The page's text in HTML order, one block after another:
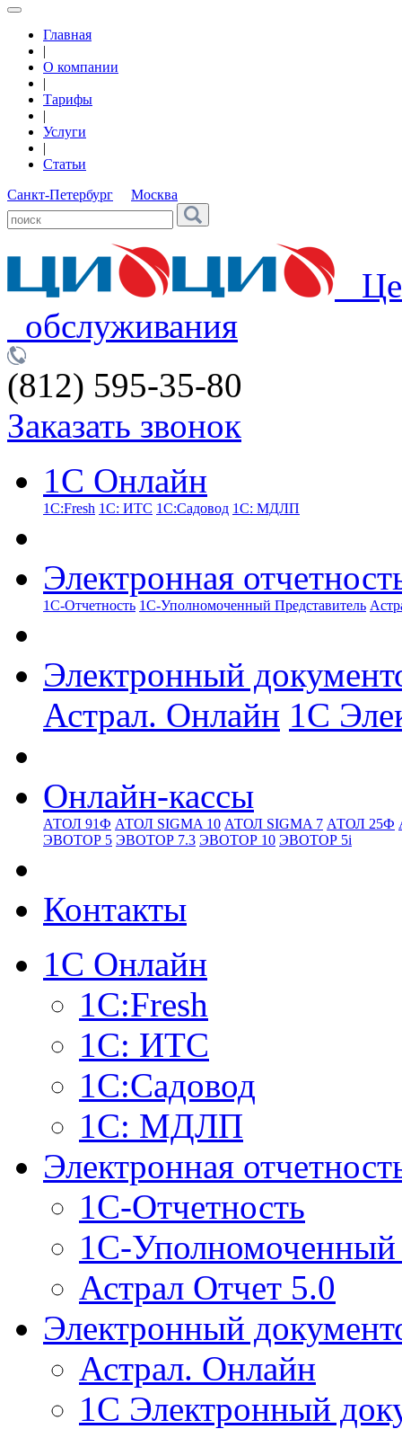
Главная
|
О компании
|
Тарифы
|
Услуги
|
Статьи
Санкт-Петербург
Москва
обслуживания
(812) 595-35-80
Заказать звонок
1С Онлайн
1С:Fresh 1С: ИТС 1С:Садовод 1С: МДЛП
Электронная
1С-Отчетность 1С-Уполномоченный Представитель
Электронный
Астрал. Онлайн 1С
Онлайн-кассы
АТОЛ 91Ф АТОЛ SIGMA 10 АТОЛ SIGMA 7 АТОЛ 25Ф
ЭВОТОР 5 ЭВОТОР 7.3 ЭВОТОР 10 ЭВОТОР 5i
Контакты
1С Онлайн
1С:Fresh
1С: ИТС
1С:Садовод
1С: МДЛП
Электронная
1С-Отчетность
1С-Уполномоченный
Астрал Отчет 5.0
Электронный
Астрал. Онлайн
1С Электронный